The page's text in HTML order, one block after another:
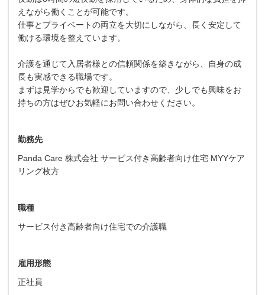
えながら働くことが可能です。
仕事とプライベートの両立を大切にしながら、長く安定して
働ける環境を整えています。
介護を通じて入居者様との信頼関係を築きながら、自身の成
長も実感できる職場です。
まずは見学からでも歓迎していますので、少しでも興味をお
持ちの方はぜひお気軽にお問い合わせください。
勤務先
Panda Care 株式会社 サービス付き高齢者向け住宅 MYYケア
リング枚方
職種
サービス付き高齢者向け住宅での介護職
雇用形態
正社員